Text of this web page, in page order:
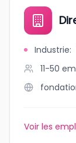
Industrie:
11-50
Voir les